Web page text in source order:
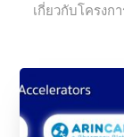
เกี่ยวกับโครงกา